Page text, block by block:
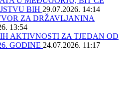
BIH 29.07.2026. 14:14
ZA DRŽAVLJANINA
13:54
AKTIVNOSTI ZA TJEDAN OD
GODINE 24.07.2026. 11:17